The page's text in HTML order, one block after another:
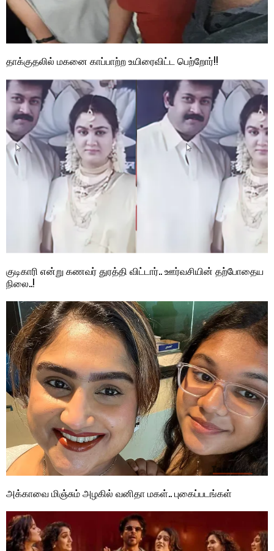
தாக்குதலில் மகனை காப்பாற்ற உயிரைவிட்ட பெற்றோர்!!
குடிகாரி என்று கணவர் துரத்தி விட்டார்.. ஊர்வசியின் தற்போதைய
நிலை..!
அக்காவை மிஞ்சும் அழகில் வனிதா மகள்.. புகைப்படங்கள்